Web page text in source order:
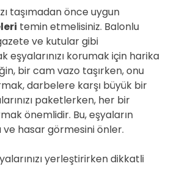
taşımadan önce uygun
temin etmelisiniz. Balonlu
ve kutular gibi
eşyalarınızı korumak için harika
bir cam vazo taşırken, onu
darbelere karşı büyük bir
paketlerken, her bir
önemlidir. Bu, eşyaların
ve hasar görmesini önler.
yerleştirirken dikkatli